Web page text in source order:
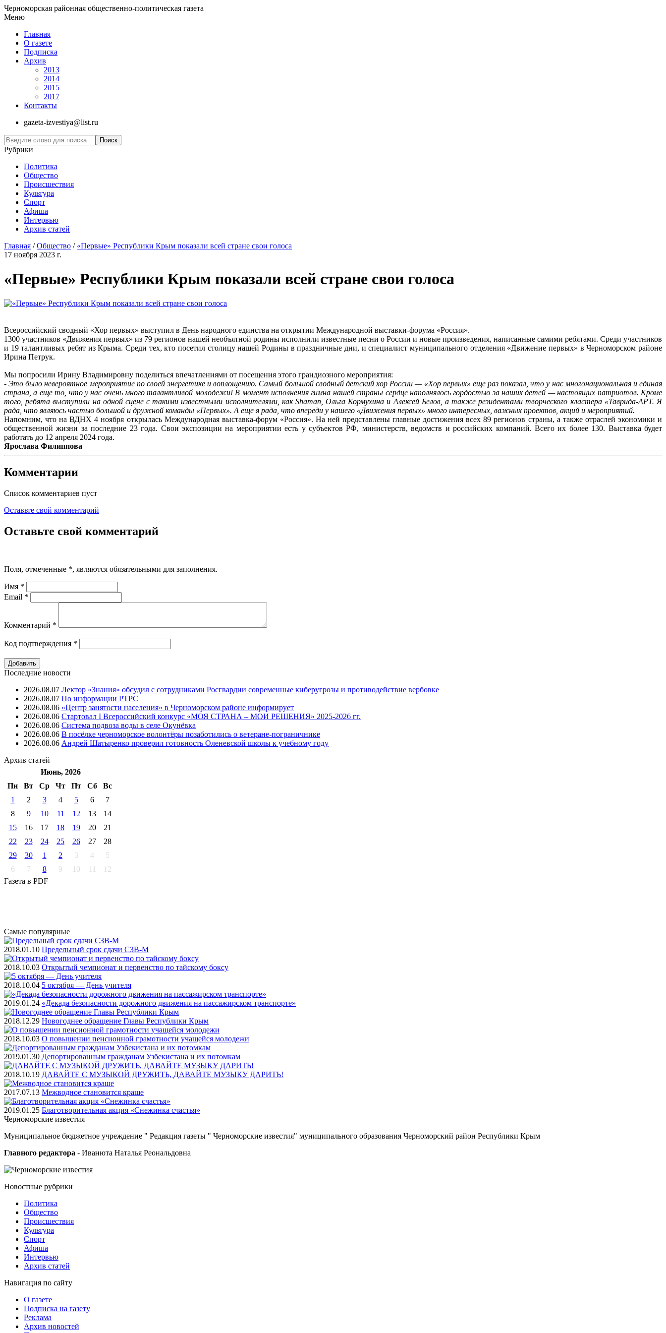
Черноморская районная общественно-политическая газета
Меню
Главная
О газете
Подписка
Архив
2013
2014
2015
2017
Контакты
gazeta-izvestiya@list.ru
Рубрики
Политика
Общество
Проиcшествия
Культура
Спорт
Афиша
Интервью
Архив статей
Главная /Общество / «Первые» Республики Крым показали всей стране свои голоса
17 ноября 2023 г.
«Первые» Республики Крым показали всей стране свои голоса
Всероссийский сводный «Хор первых» выступил в День народного единства на открытии Международной выставки-форума «Россия».
1300 участников «Движения первых» из 79 регионов нашей необъятной родины исполнили известные песни о России и новые произведения, написанные самими ребятами. Среди участников
и 19 талантливых ребят из Крыма. Среди тех, кто посетил столицу нашей Родины в праздничные дни, и специалист муниципального отделения «Движение первых» в Черноморском районе
Ирина Петрук.
Мы попросили Ирину Владимировну поделиться впечатлениями от посещения этого грандиозного мероприятия:
-Это было невероятное мероприятие по своей энергетике и воплощению. Самый большой сводный детский хор России — «Хор первых» еще раз показал, что у нас многонациональная и единая
страна, а еще то, что у нас очень много талантливой молодежи! В момент исполнения гимна нашей страны сердце наполнялось гордостью за наших детей — настоящих патриотов. Кроме
того, ребята выступили на одной сцене с такими известными исполнителями, как Shaman, Ольга Кормухина и Алексей Белов, а также резидентами творческого кластера «Таврида-АРТ. Я
рада, что являюсь частью большой и дружной команды «Первых». А еще я рада, что впереди у нашего «Движения первых» много интересных, важных проектов, акций и мероприятий.
Напомним, что на ВДНХ 4 ноября открылась Международная выставка-форум «Россия». На ней представлены главные достижения всех 89 регионов страны, а также отраслей экономики и
общественной жизни за последние 23 года. Свои экспозиции на мероприятии есть у субъектов РФ, министерств, ведомств и российских компаний. Всего их более 130. Выставка будет
работать до 12 апреля 2024 года.
Ярослава Филиппова
Комментарии
Список комментариев пуст
Оставьте свой комментарий
Оставьте свой комментарий
Поля, отмеченные *, являются обязательными для заполнения.
Имя *
Email *
Комментарий *
Код подтверждения *
Последние новости
2026.08.07 Лектор «Знания» обсудил с сотрудниками Росгвардии современные киберугрозы и противодействие вербовке
2026.08.07 ⁠По информации РТРС
2026.08.06 «Центр занятости населения» в Черноморском районе информирует
2026.08.06 Стартовал I Всероссийский конкурс «МОЯ СТРАНА – МОИ РЕШЕНИЯ» 2025-2026 гг.
2026.08.06 Система подвоза воды в селе Окунёвка
2026.08.06 В посёлке черноморское волонтёры позаботились о ветеране-пограничнике
2026.08.06 Андрей Шатыренко проверил готовность Оленевской школы к учебному году
Архив статей
Июнь, 2026
Пн
Вт Ср Чт Пт Cб
Вс
1
2 3 4 5 6
7
8
9 10 11 12 13
14
15
16 17 18 19 20
21
22
23 24 25 26 27
28
29
30 1 2 3 4
5
6
7 8 9 10 11
12
Газета в PDF
Самые популярные
2018.01.10 Предельный срок сдачи СЗВ-М
2018.10.03 Открытый чемпионат и первенство по тайскому боксу
2018.10.04 5 октября — День учителя
2019.01.24 «Декада безопасности дорожного движения на пассажирском транспорте»
2018.12.29 Новогоднее обращение Главы Республики Крым
2018.10.03 О повышении пенсионной грамотности учащейся молодежи
2019.01.30 Депортированным гражданам Узбекистана и их потомкам
2018.10.19 ДАВАЙТЕ С МУЗЫКОЙ ДРУЖИТЬ, ДАВАЙТЕ МУЗЫКУ ДАРИТЬ!
2017.07.13 Межводное становится краше
2019.01.25 Благотворительная акция «Снежинка счастья»
Черноморские известия
Муниципальное бюджетное учреждение " Редакция газеты " Черноморские известия" муниципального образования Черноморский район Республики Крым
Главного редактора - Иванюта Наталья Реональдовна
Новостные рубрики
Политика
Общество
Проиcшествия
Культура
Спорт
Афиша
Интервью
Архив статей
Навигация по сайту
О газете
Подписка на газету
Реклама
Архив новостей